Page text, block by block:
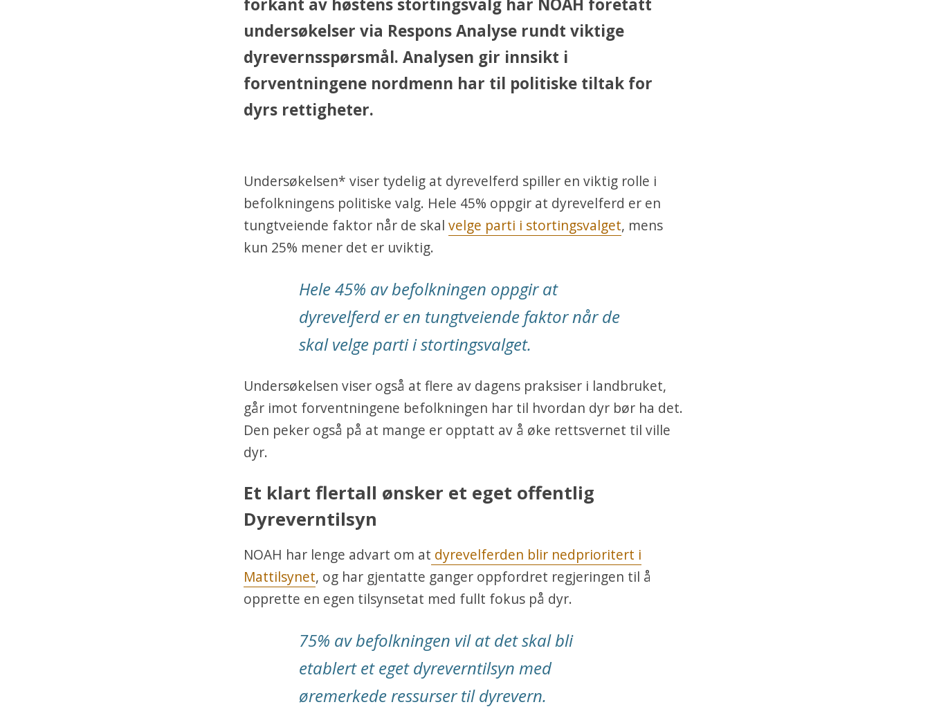
forkant av høstens stortingsvalg har NOAH foretatt
undersøkelser via Respons Analyse rundt viktige
dyrevernsspørsmål. Analysen gir innsikt i
forventningene nordmenn har til politiske tiltak for
dyrs rettigheter.
Undersøkelsen* viser tydelig at dyrevelferd spiller en viktig rolle i
befolkningens politiske valg. Hele 45% oppgir at dyrevelferd er en
tungtveiende faktor når de skal velge parti i stortingsvalget, mens
kun 25% mener det er uviktig.
Hele 45% av befolkningen oppgir at
dyrevelferd er en tungtveiende faktor når de
skal velge parti i stortingsvalget.
Undersøkelsen viser også at flere av dagens praksiser i landbruket,
går imot forventningene befolkningen har til hvordan dyr bør ha det.
Den peker også på at mange er opptatt av å øke rettsvernet til ville
dyr.
Et klart flertall ønsker et eget offentlig
Dyreverntilsyn
NOAH har lenge advart om at dyrevelferden blir nedprioritert i
Mattilsynet, og har gjentatte ganger oppfordret regjeringen til å
opprette en egen tilsynsetat med fullt fokus på dyr.
75% av befolkningen vil at det skal bli
etablert et eget dyreverntilsyn med
øremerkede ressurser til dyrevern.